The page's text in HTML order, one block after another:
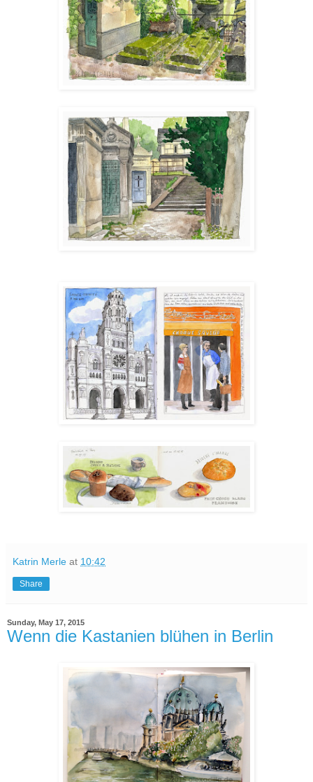
Katrin Merle at 10:42
Share
Sunday, May 17, 2015
Wenn die Kastanien blühen in Berlin